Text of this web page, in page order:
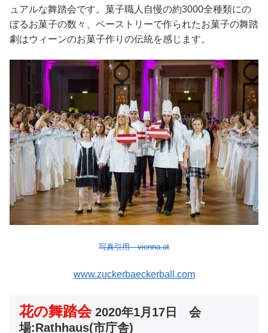
ュアルな舞踏会です。菓子職人自慢の約3000全種類にの
ぼるお菓子の数々、ペーストリーで作られたお菓子の舞踏
劇はウィーンのお菓子作りの伝統を感じます。
写真引用 vienna.at
www.zuckerbaeckerball.com
花の舞踏会2020年1月17日 会
場:Rathhaus(市庁舎)